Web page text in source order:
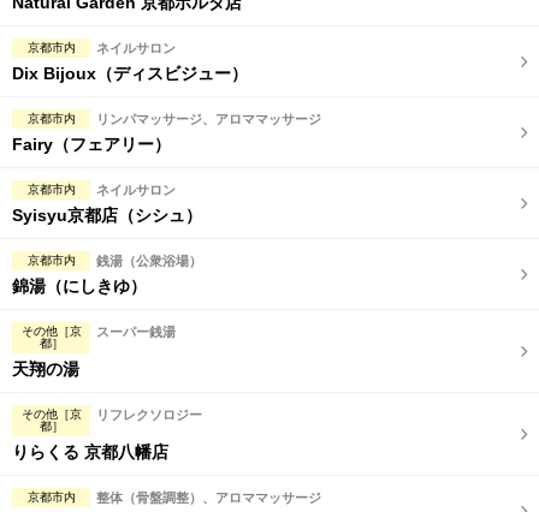
京都市内 ネイルサロン
Dix Bijoux（ディスビジュー）
京都市内 リンパマッサージ、アロママッサージ
Fairy（フェアリー）
京都市内 ネイルサロン
Syisyu京都店（シシュ）
京都市内 銭湯（公衆浴場）
錦湯（にしきゆ）
その他［京
都］
スーパー銭湯
天翔の湯
その他［京
都］
リフレクソロジー
りらくる 京都八幡店
京都市内 整体（骨盤調整）、アロママッサージ